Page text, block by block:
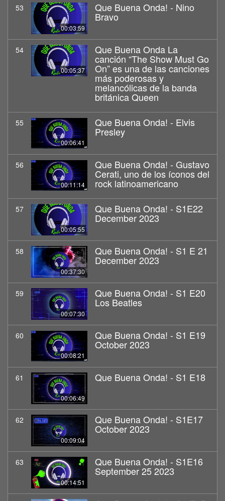
53
00:03:59
Que Buena Onda! - Nino
Bravo
54
00:05:37
Que Buena Onda La
canción “The Show Must Go
On” es una de las canciones
más poderosas y
melancólicas de la banda
británica Queen
55
00:06:41
Que Buena Onda! - Elvis
Presley
56
00:11:14
Que Buena Onda! - Gustavo
Cerati, uno de los íconos del
rock latinoamericano
57
00:05:55
Que Buena Onda! - S1E22
December 2023
58
00:37:30
Que Buena Onda! - S1 E 21
December 2023
59
00:07:30
Que Buena Onda! - S1 E20
Los Beatles
60
00:08:21
Que Buena Onda! - S1 E19
October 2023
61
00:06:49
Que Buena Onda! - S1 E18
62
00:09:04
Que Buena Onda! - S1E17
October 2023
63
00:14:51
Que Buena Onda! - S1E16
September 25 2023